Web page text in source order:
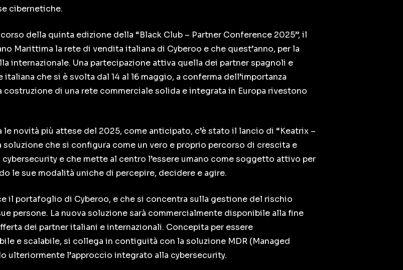
cibernetiche.
della quinta edizione della “Black Club – Partner Conference 2025”, il
Marittima la rete di vendita italiana di Cyberoo e che quest’anno, per la
internazionale. Una partecipazione attiva quella dei partner spagnoli e
che si è svolta dal 14 al 16 maggio, a conferma dell’importanza
costruzione di una rete commerciale solida e integrata in Europa rivestono
le novità più attese del 2025, come anticipato, c’è stato il lancio di “Keatrix –
soluzione che si configura come un vero e proprio percorso di crescita e
e che mette al centro l’essere umano come soggetto attivo per
le sue modalità uniche di percepire, decidere e agire.
il portafoglio di Cyberoo, e che si concentra sulla gestione del rischio
persone. La nuova soluzione sarà commercialmente disponibile alla fine
dei partner italiani e internazionali. Concepita per essere
e scalabile, si collega in contiguità con la soluzione MDR (Managed
ulteriormente l’approccio integrato alla cybersecurity.